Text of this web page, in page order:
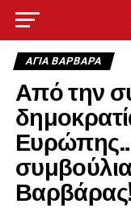
ΑΓΙΑ ΒΑΡΒΑΡΑ
Από την